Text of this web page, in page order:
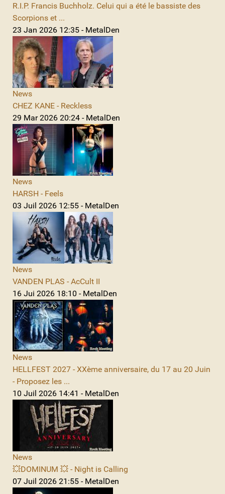
R.I.P. Francis Buchholz. Celui qui a été le bassiste des
Scorpions et ...
23 Jan 2026 12:35 - MetalDen
News
CHEZ KANE - Reckless
29 Mar 2026 20:24 - MetalDen
News
HARSH - Feels
03 Juil 2026 12:55 - MetalDen
News
VANDEN PLAS - AcCult II
16 Jui 2026 18:10 - MetalDen
News
HELLFEST 2027 - XXème anniversaire, du 17 au 20 Juin
- Proposez les ...
10 Juil 2026 14:41 - MetalDen
News
💥DOMINUM 💥 - Night is Calling
07 Juil 2026 21:55 - MetalDen